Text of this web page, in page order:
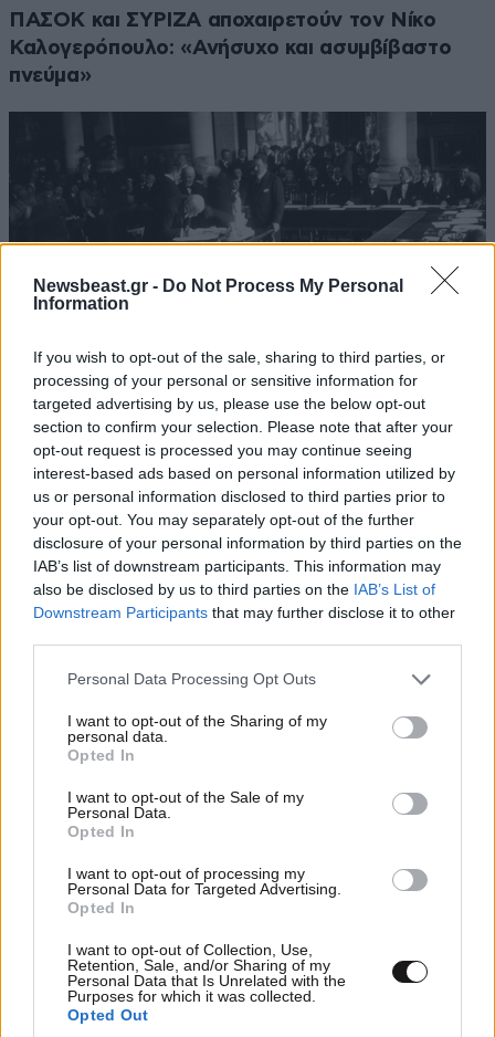
Newsbeast.gr - Do Not Process My Personal
Information
If you wish to opt-out of the sale, sharing to third parties, or
processing of your personal or sensitive information for
targeted advertising by us, please use the below opt-out
section to confirm your selection. Please note that after your
opt-out request is processed you may continue seeing
interest-based ads based on personal information utilized by
us or personal information disclosed to third parties prior to
your opt-out. You may separately opt-out of the further
disclosure of your personal information by third parties on the
IAB’s list of downstream participants. This information may
also be disclosed by us to third parties on the IAB’s List of
Downstream Participants that may further disclose it to other
Please note that this website/app uses one or more Google
not limited to your visit or usage behaviour. You may click to
grant or deny consent to Google and its third-party tags to
use your data for below specified purposes in below Google
consent section.
Personal Data Processing Opt Outs
I want to opt-out of the Sharing of my
personal data.
Opted In
I want to opt-out of the Sale of my
Personal Data.
Opted In
I want to opt-out of processing my
Personal Data for Targeted Advertising.
Opted In
I want to opt-out of Collection, Use,
Retention, Sale, and/or Sharing of my
Personal Data that Is Unrelated with the
Purposes for which it was collected.
Opted Out
ΠΑΣΟΚ και ΣΥΡΙΖΑ αποχαιρετούν τον Νίκο
Καλογερόπουλο: «Ανήσυχο και ασυμβίβαστο
πνεύμα»
Σαν σήμερα 10 Αυγούστου: Η Ελλάδα αγγίζει
για λίγο το όνειρο «των δύο ηπείρων και των
πέντε θαλασσών»
Συναγερμός «Red Code»: Η Αττική στο…
κόκκινο για εκδήλωση πυρκαγιάς –
Θερμοκρασίες-φωτιά και θυελλώδεις άνεμοι